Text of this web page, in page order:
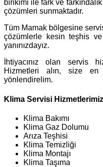
birikimi ile fark ve
çözümleri sunmaktadır.
Tüm Mamak bölgesine
çözümlerle kesin teşhis
yanınızdayız.
İhtiyacınız olan servis
Hizmetleri alın, size
yönlendirelim.
Klima Servisi Hizmetlerimiz
Klima Bakımı
Klima Gaz Dolumu
Arıza Teşhisi
Klima Temizliği
Klima Montajı
Klima Taşıma